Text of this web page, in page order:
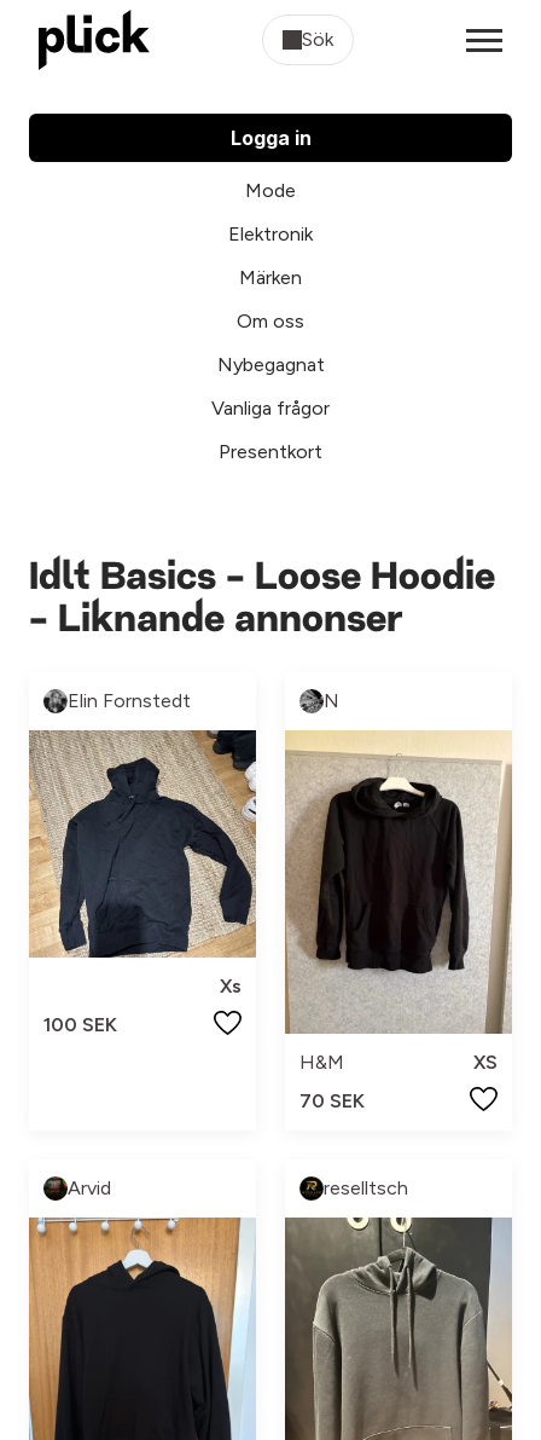
Sök
Logga in
Mode
Elektronik
Märken
Om oss
Nybegagnat
Vanliga frågor
Presentkort
Idlt Basics - Loose Hoodie
- Liknande annonser
Elin Fornstedt
Xs
100 SEK
N
H&M
XS
70 SEK
Arvid reselltsch